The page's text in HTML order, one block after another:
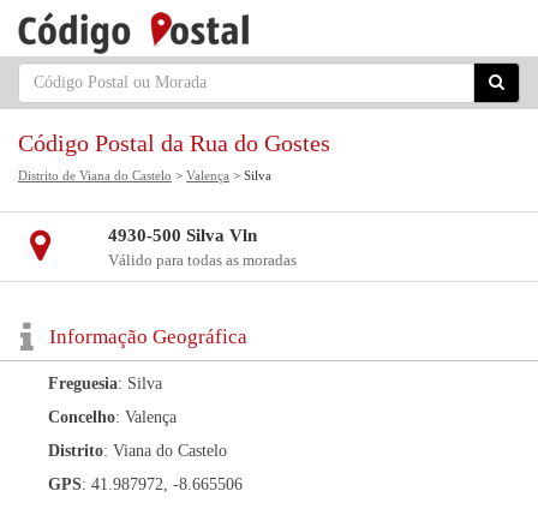
Código Postal da Rua do Gostes
Distrito de Viana do Castelo > Valença > Silva
4930-500 Silva Vln
Válido para todas as moradas
Informação Geográfica
Freguesia: Silva
Concelho: Valença
Distrito: Viana do Castelo
GPS: 41.987972, -8.665506